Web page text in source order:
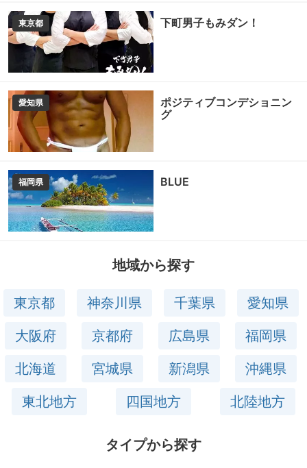
東京都 下町男子もみダン！
愛知県
ポジティブコンデショニン
グ
福岡県 BLUE
地域から探す
東京都 神奈川県 千葉県
愛知県
大阪府
京都府 広島県
福岡県
北海道
宮城県 新潟県
沖縄県
東北地方
四国地方 北陸地方
タイプから探す